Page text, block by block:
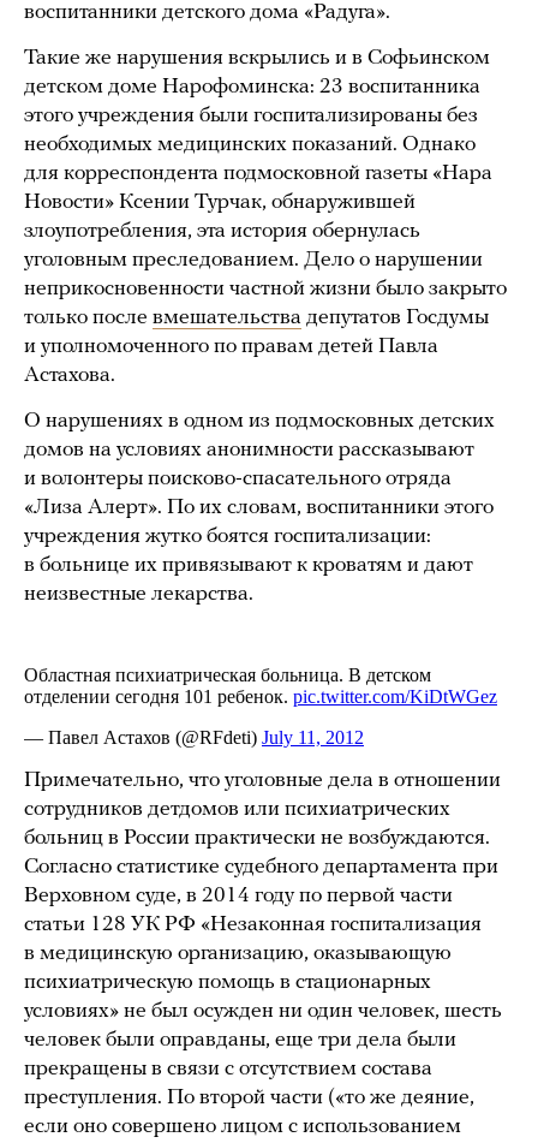
воспитанники детского дома «Радуга».
Такие же нарушения вскрылись и в Софьинском
детском доме Нарофоминска: 23 воспитанника
этого учреждения были госпитализированы без
необходимых медицинских показаний. Однако
для корреспондента подмосковной газеты «Нара
Новости» Ксении Турчак, обнаружившей
злоупотребления, эта история обернулась
уголовным преследованием. Дело о нарушении
неприкосновенности частной жизни было закрыто
только после вмешательства депутатов Госдумы
и уполномоченного по правам детей Павла
Астахова.
О нарушениях в одном из подмосковных детских
домов на условиях анонимности рассказывают
и волонтеры поисково-спасательного отряда
«Лиза Алерт». По их словам, воспитанники этого
учреждения жутко боятся госпитализации:
в больнице их привязывают к кроватям и дают
неизвестные лекарства.
Примечательно, что уголовные дела в отношении
сотрудников детдомов или психиатрических
больниц в России практически не возбуждаются.
Согласно статистике судебного департамента при
Верховном суде, в 2014 году по первой части
статьи 128 УК РФ «Незаконная госпитализация
в медицинскую организацию, оказывающую
психиатрическую помощь в стационарных
условиях» не был осужден ни один человек, шесть
человек были оправданы, еще три дела были
прекращены в связи с отсутствием состава
преступления. По второй части («то же деяние,
если оно совершено лицом с использованием